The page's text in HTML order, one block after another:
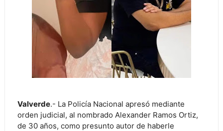
Valverde.- La Policía Nacional apresó mediante
orden judicial, al nombrado Alexander Ramos Ortiz,
de 30 años, como presunto autor de haberle